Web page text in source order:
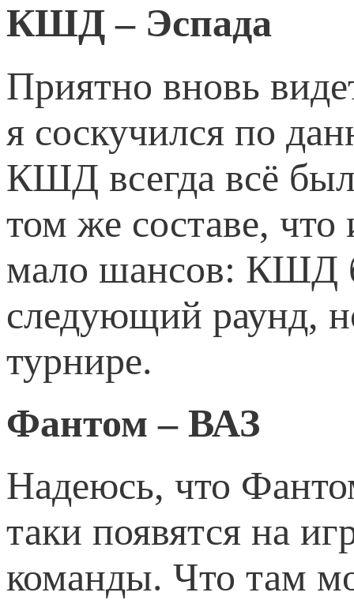
КШД – Эспада
Приятно вновь
я соскучился по
КШД всегда всё
том же составе,
мало шансов: КШД
следующий раунд,
турнире.
Фантом – ВАЗ
Надеюсь, что
таки появятся на
команды. Что там